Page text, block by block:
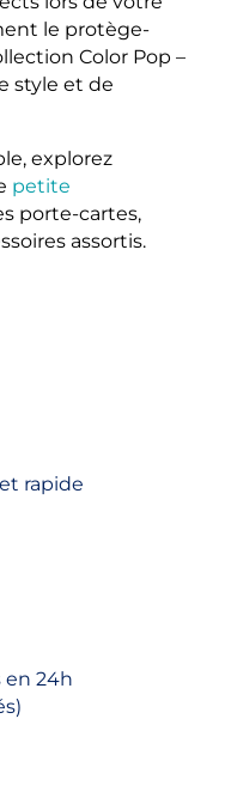
le protège-
Color Pop –
style et de
explorez
petite
porte-cartes,
assortis.
rapide
en 24h